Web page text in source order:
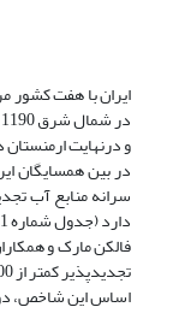
و درنهایت ارمنستان در شمال غرب 45 کیلومتر (کوتاه‌ترین) است و این کشورها
دارد (جدول شماره 1 و تصویر شماره 1).
فالکن مارک و
اساس این شاخص، دو